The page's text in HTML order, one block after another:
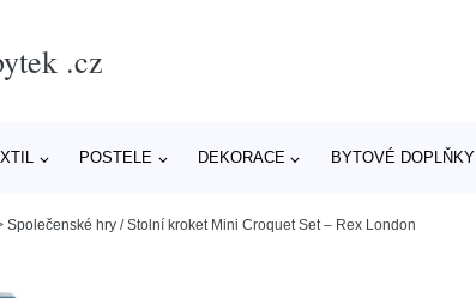
.cz
POSTELE DEKORACE BYTOVÉ DOPLŇKY
Společenské hry /Stolní kroket Mini Croquet Set – Rex London